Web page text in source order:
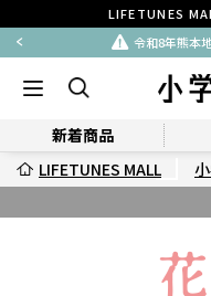
LIFETUNES
令和8年熊本
新着商品
LIFETUNES MALL